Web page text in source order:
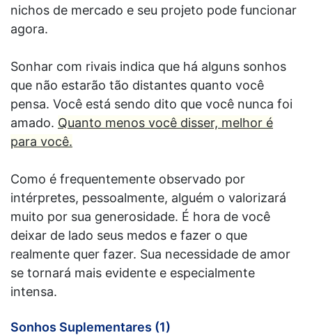
nichos de mercado e seu projeto pode funcionar
agora.
Sonhar com rivais indica que há alguns sonhos
que não estarão tão distantes quanto você
pensa. Você está sendo dito que você nunca foi
amado. Quanto menos você disser, melhor é
para você.
Como é frequentemente observado por
intérpretes, pessoalmente, alguém o valorizará
muito por sua generosidade. É hora de você
deixar de lado seus medos e fazer o que
realmente quer fazer. Sua necessidade de amor
se tornará mais evidente e especialmente
intensa.
Sonhos Suplementares (1)